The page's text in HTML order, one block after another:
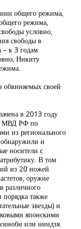
общего режима,
режима,
условно,
свободы в
– к 3 годам
Никиту
обвиняемых своей
в 2013 году
МВД РФ по
из регионального
и
носители с
В том
из 20 ножей
оружие
различного
порядка также
звезды) и
японскими
или ниндзя.